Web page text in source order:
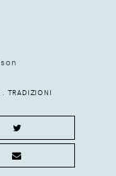
. TRADIZIONI